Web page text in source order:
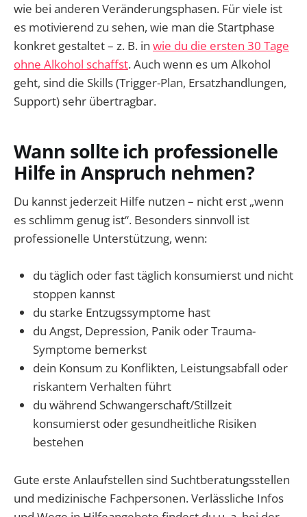
wie bei anderen Veränderungsphasen. Für viele ist
es motivierend zu sehen, wie man die Startphase
konkret gestaltet – z. B. in wie du die ersten 30 Tage
ohne Alkohol schaffst. Auch wenn es um Alkohol
geht, sind die Skills (Trigger-Plan, Ersatzhandlungen,
Support) sehr übertragbar.
Wann sollte ich professionelle
Hilfe in Anspruch nehmen?
Du kannst jederzeit Hilfe nutzen – nicht erst „wenn
es schlimm genug ist“. Besonders sinnvoll ist
professionelle Unterstützung, wenn:
du täglich oder fast täglich konsumierst und nicht
stoppen kannst
du starke Entzugssymptome hast
du Angst, Depression, Panik oder Trauma-
Symptome bemerkst
dein Konsum zu Konflikten, Leistungsabfall oder
riskantem Verhalten führt
du während Schwangerschaft/Stillzeit
konsumierst oder gesundheitliche Risiken
bestehen
Gute erste Anlaufstellen sind Suchtberatungsstellen
und medizinische Fachpersonen. Verlässliche Infos